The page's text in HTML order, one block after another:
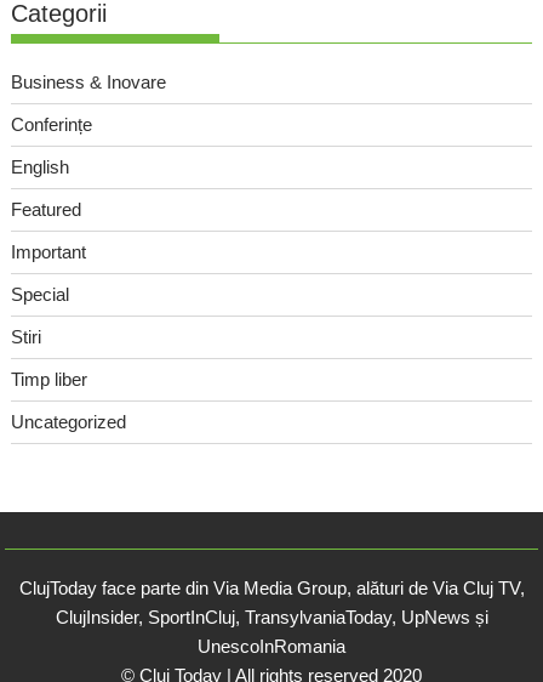
Categorii
Business & Inovare
Conferințe
English
Featured
Important
Special
Stiri
Timp liber
Uncategorized
ClujToday face parte din Via Media Group, alături de Via Cluj TV,
ClujInsider, SportInCluj, TransylvaniaToday, UpNews și
UnescoInRomania
© Cluj Today | All rights reserved 2020